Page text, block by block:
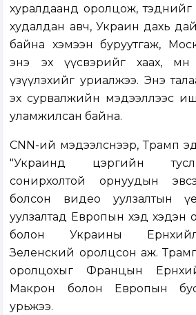
хуралдаанд оролцож,
худалдан авч, Украин дахь
байна хэмээн буруутгаж,
энэ эх үүсвэрийг хаах, мөн
үзүүлэхийг уриалжээ. Энэ
эх сурвалжийн мэдээллээс иш
уламжилсан байна.
CNN-ий мэдээлснээр, Трамп
"Украинд цэргийн
сонирхолтой орнуудын
болсон видео уулзалтын
уулзалтад Европын хэд
болон Украины
Зеленский оролцсон аж.
оролцохыг Францын
Макрон болон Европын
урьжээ.